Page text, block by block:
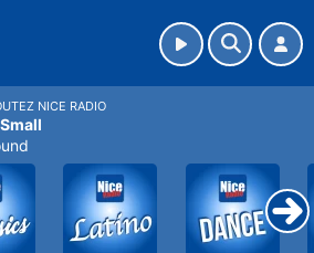
NICE RADIO